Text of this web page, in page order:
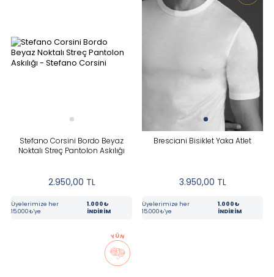
Bej
Çok Renkli
Gri
Lacivert
Mavi
Stefano Corsini Bordo Beyaz
Noktalı Streç Pantolon Askılığı
2.950,00 TL
Üyelerimize her
15.000₺'ye
1.000₺
İNDİRİM
Bresciani Bisiklet Yaka Atlet
3.950,00 TL
Üyelerimize her
15.000₺'ye
1.000₺
İNDİRİM